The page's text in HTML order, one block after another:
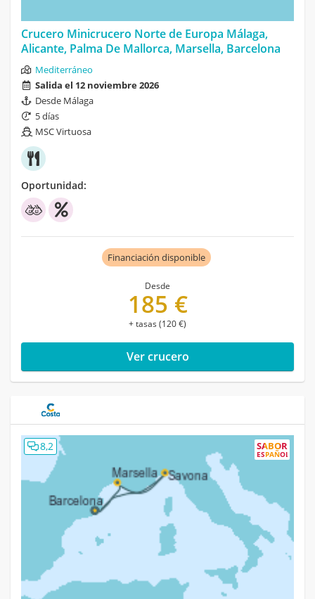
Crucero Minicrucero Norte de Europa Málaga,
Alicante, Palma De Mallorca, Marsella, Barcelona
Mediterráneo
Salida el 12 noviembre 2026
Desde Málaga
5 días
MSC Virtuosa
Oportunidad:
Financiación disponible
Desde
185 €
+ tasas (120 €)
Ver crucero
SABOR
ESPAÑOL
8,2